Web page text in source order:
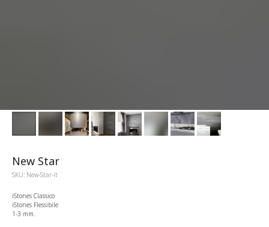
New Star
SKU: New-Star-it
iStones Classico
iStones Flessibile
1-3 mm.